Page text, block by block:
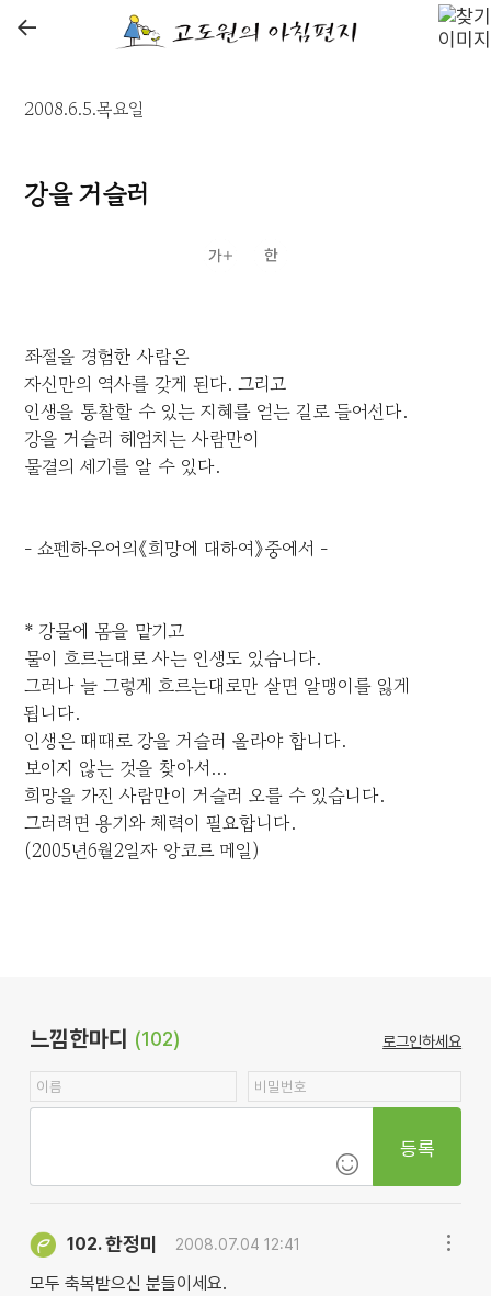
←
2008.6.5.목요일
강을 거슬러
좌절을 경험한 사람은
자신만의 역사를 갖게 된다. 그리고
인생을 통찰할 수 있는 지혜를 얻는 길로 들어선다.
강을 거슬러 헤엄치는 사람만이
물결의 세기를 알 수 있다.
- 쇼펜하우어의《희망에 대하여》중에서 -
* 강물에 몸을 맡기고
물이 흐르는대로 사는 인생도 있습니다.
그러나 늘 그렇게 흐르는대로만 살면 알맹이를 잃게
됩니다.
인생은 때때로 강을 거슬러 올라야 합니다.
보이지 않는 것을 찾아서...
희망을 가진 사람만이 거슬러 오를 수 있습니다.
그러려면 용기와 체력이 필요합니다.
(2005년6월2일자 앙코르 메일)
느낌한마디 (102) 로그인하세요
등록
102.한정미 2008.07.04 12:41
모두 축복받으신 분들이세요.